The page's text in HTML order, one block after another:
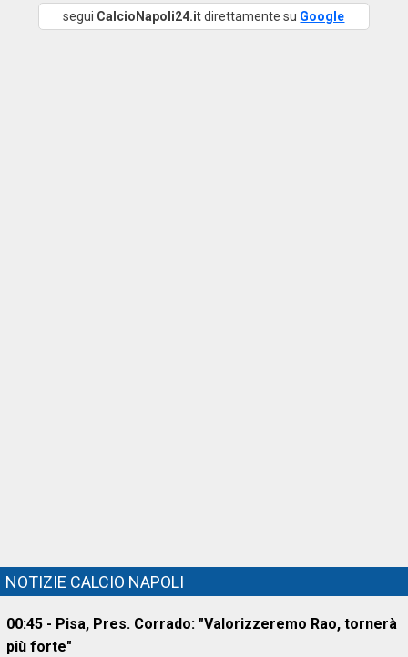
segui CalcioNapoli24.itdirettamente su Google
NOTIZIE CALCIO NAPOLI
00:45 - Pisa, Pres. Corrado: "Valorizzeremo Rao, tornerà
più forte"